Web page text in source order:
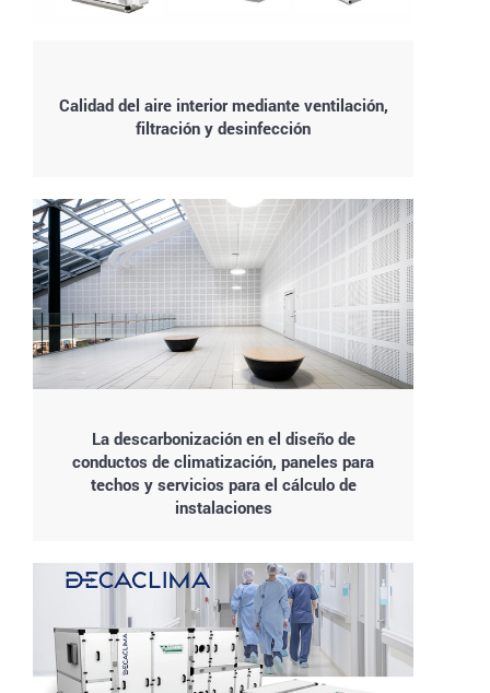
Calidad del aire interior mediante ventilación,
filtración y desinfección
La descarbonización en el diseño de
conductos de climatización, paneles para
techos y servicios para el cálculo de
instalaciones